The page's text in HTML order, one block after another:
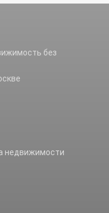
без